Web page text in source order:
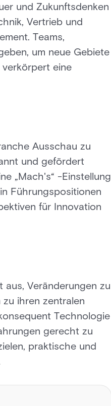
und Zukunftsdenken
Vertrieb und
Teams,
um neue Gebiete
eine
Ausschau zu
und gefördert
„Mach's“ -Einstellung
Führungspositionen
für Innovation
Veränderungen zu
ihren zentralen
Technologie
gerecht zu
praktische und